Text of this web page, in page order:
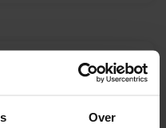
Over
zonder velg